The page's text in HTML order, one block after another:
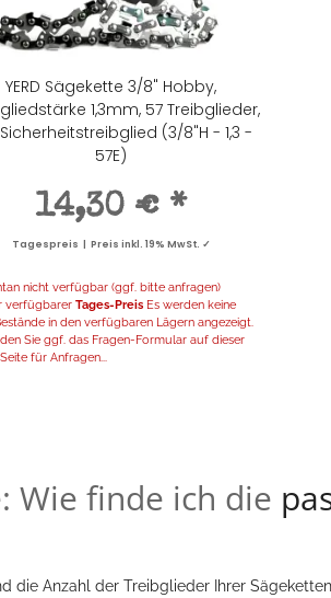
YERD Sägekette 3/8" Hobby,
1,3mm, 57 Treibglieder,
(3/8"H - 1,3 -
57E)
14,30 € *
Tagespreis | Preis inkl. 19% MwSt. ✓
nicht verfügbar (ggf. bitte anfragen)
verfügbarer Tages-PreisEs werden keine
in den verfügbaren Lägern angezeigt.
Sie ggf. das Fragen-Formular auf dieser
für Anfragen...
Wie finde ich die
Anzahl der Treibglieder Ihrer